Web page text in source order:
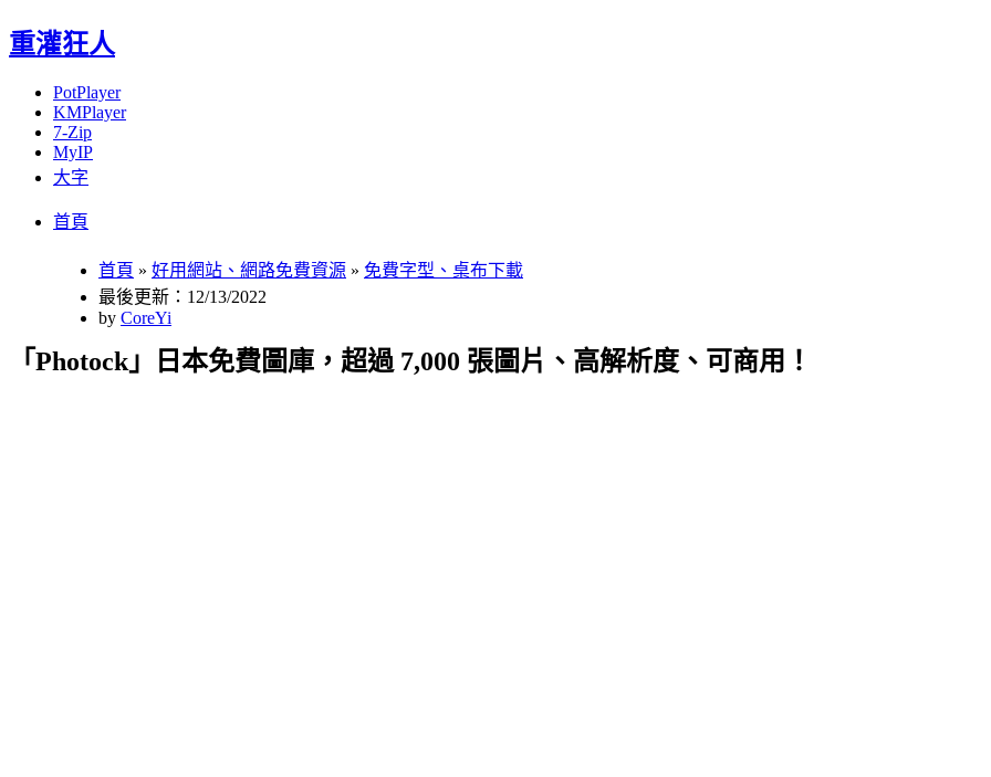
重灌狂人
PotPlayer
KMPlayer
7-Zip
MyIP
大字
首頁
首頁 » 好用網站、網路免費資源 » 免費字型、桌布下載
最後更新：12/13/2022
by CoreYi
「Photock」日本免費圖庫，超過 7,000 張圖片、高解析度、可商用！